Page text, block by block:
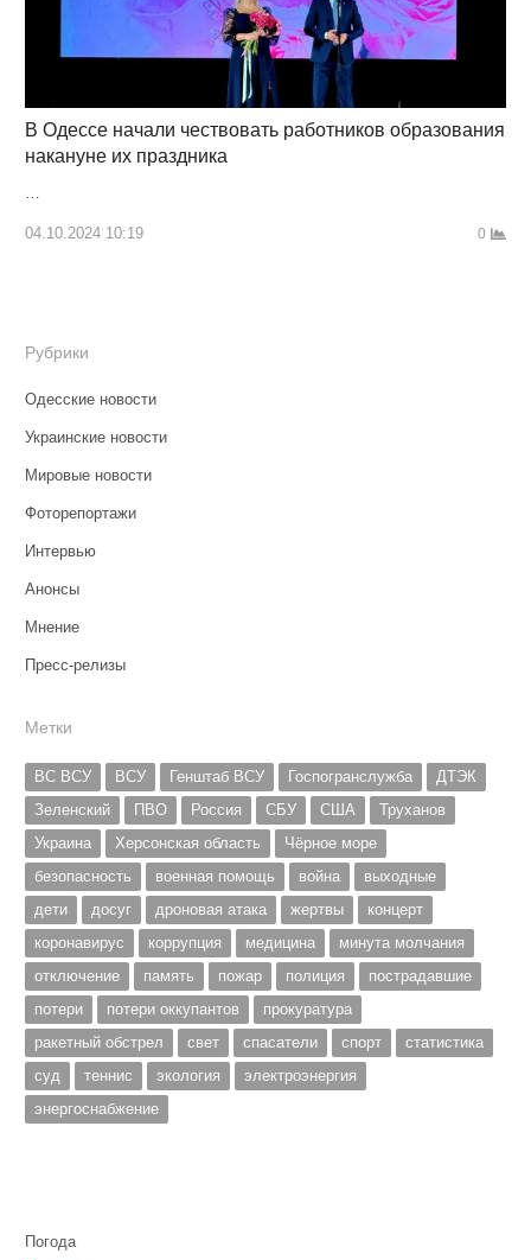
В Одессе начали чествовать работников образования
накануне их праздника
04.10.2024 10:19 0
Рубрики
Одесские новости
Украинские новости
Мировые новости
Фоторепортажи
Интервью
Анонсы
Мнение
Пресс-релизы
Метки
ВС ВСУ ВСУ Генштаб ВСУ Госпогранслужба
ДТЭК
Зеленский
ПВО Россия СБУ США
Труханов
Украина
Херсонская область
Чёрное море
безопасность
военная помощь война
выходные
дети
досуг дроновая атака жертвы
концерт
коронавирус
коррупция медицина
минута молчания
отключение
память пожар полиция
пострадавшие
потери
потери оккупантов
прокуратура
ракетный обстрел
свет спасатели спорт
статистика
суд
теннис экология
электроэнергия
энергоснабжение
Погода